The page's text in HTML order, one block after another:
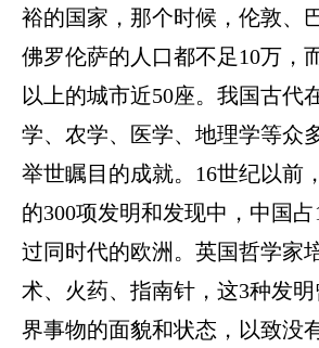
裕的国家，那个时候，伦敦、
佛罗伦萨的人口都不足10万，
以上的城市近50座。我国古代
学、农学、医学、地理学等众
举世瞩目的成就。16世纪以前
的300项发明和发现中，中国
过同时代的欧洲。英国哲学家
术、火药、指南针，这3种发
界事物的面貌和状态，以致没